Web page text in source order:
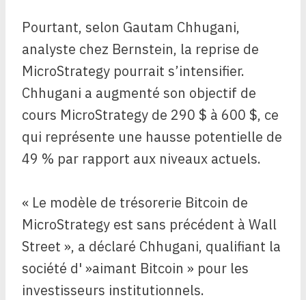
Pourtant, selon Gautam Chhugani,
analyste chez Bernstein, la reprise de
MicroStrategy pourrait s’intensifier.
Chhugani a augmenté son objectif de
cours MicroStrategy de 290 $ à 600 $, ce
qui représente une hausse potentielle de
49 % par rapport aux niveaux actuels.
« Le modèle de trésorerie Bitcoin de
MicroStrategy est sans précédent à Wall
Street », a déclaré Chhugani, qualifiant la
société d' »aimant Bitcoin » pour les
investisseurs institutionnels.